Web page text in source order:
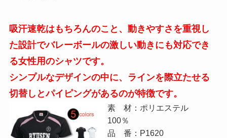
吸汗速乾はもちろんのこと、動きやすさを重視し
た設計でバレーボールの激しい動きにも対応でき
る女性用のシャツです。
シンプルなデザインの中に、ラインを際立たせる
切替しとパイピングがあるのが特徴です。
素 材：ポリエステル
100％
品 番：P1620